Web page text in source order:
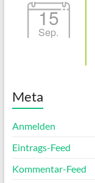
15
Sep.
Meta
Anmelden
Eintrags-Feed
Kommentar-Feed